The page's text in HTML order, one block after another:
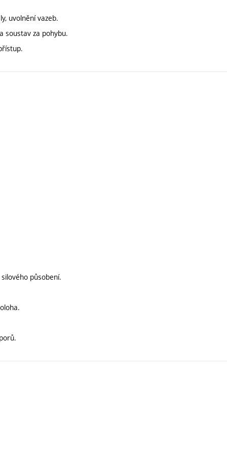
uvolnění vazeb.
soustav za pohybu.
působení.